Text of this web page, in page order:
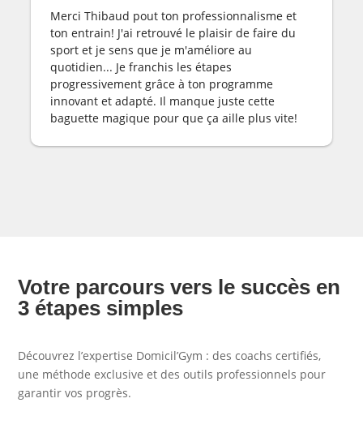
Merci Thibaud pout ton professionnalisme et
ton entrain! J'ai retrouvé le plaisir de faire du
sport et je sens que je m'améliore au
quotidien... Je franchis les étapes
progressivement grâce à ton programme
innovant et adapté. Il manque juste cette
baguette magique pour que ça aille plus vite!
Votre parcours vers le succès en
3 étapes simples
Découvrez l’expertise Domicil’Gym : des coachs certifiés,
une méthode exclusive et des outils professionnels pour
garantir vos progrès.